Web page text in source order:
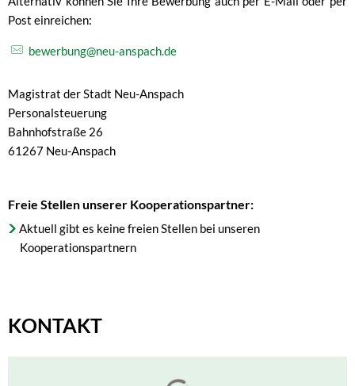
Post einreichen:
bewerbung@neu-anspach.de
Magistrat der Stadt Neu-Anspach
Personalsteuerung
Bahnhofstraße 26
61267 Neu-Anspach
Freie Stellen unserer Kooperationspartner:
Aktuell gibt es keine freien Stellen bei unseren
Kooperationspartnern
KONTAKT